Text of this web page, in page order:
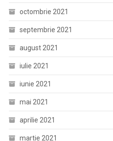
octombrie 2021
septembrie 2021
august 2021
iulie 2021
iunie 2021
mai 2021
aprilie 2021
martie 2021